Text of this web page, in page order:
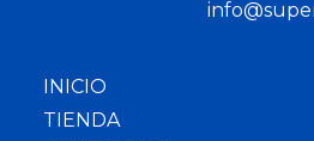
INICIO
TIENDA